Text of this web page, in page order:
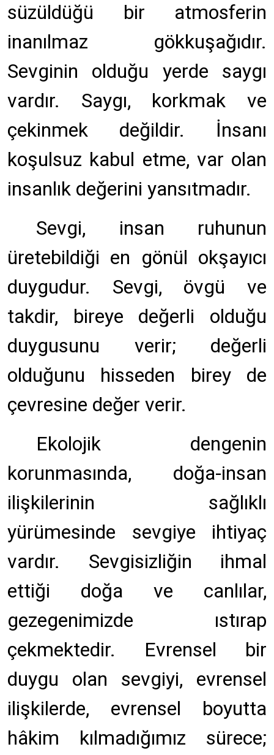
süzüldüğü bir atmosferin
inanılmaz gökkuşağıdır.
Sevginin olduğu yerde saygı
vardır. Saygı, korkmak ve
çekinmek değildir. İnsanı
koşulsuz kabul etme, var olan
insanlık değerini yansıtmadır.
Sevgi, insan ruhunun
üretebildiği en gönül okşayıcı
duygudur. Sevgi, övgü ve
takdir, bireye değerli olduğu
duygusunu verir; değerli
olduğunu hisseden birey de
çevresine değer verir.
Ekolojik dengenin
korunmasında, doğa-insan
ilişkilerinin sağlıklı
yürümesinde sevgiye ihtiyaç
vardır. Sevgisizliğin ihmal
ettiği doğa ve canlılar,
gezegenimizde ıstırap
çekmektedir. Evrensel bir
duygu olan sevgiyi, evrensel
ilişkilerde, evrensel boyutta
hâkim kılmadığımız sürece;